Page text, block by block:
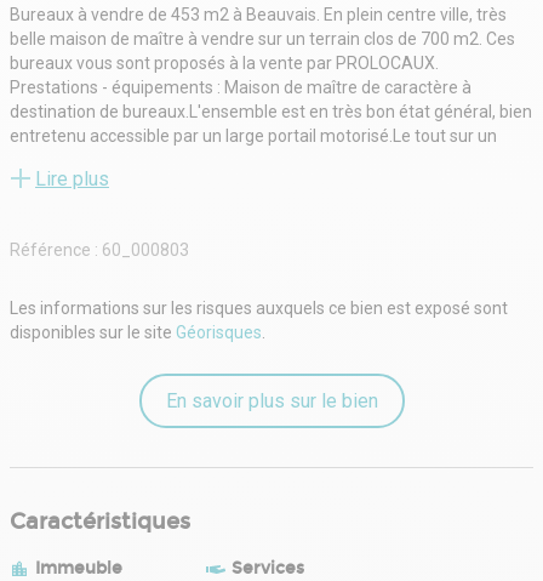
Bureaux à vendre de 453 m2 à Beauvais. En plein centre ville, très
belle maison de maître à vendre sur un terrain clos de 700 m2. Ces
bureaux vous sont proposés à la vente par PROLOCAUX.
Prestations - équipements : Maison de maître de caractère à
destination de bureaux.L'ensemble est en très bon état général, bien
entretenu accessible par un large portail motorisé.Le tout sur un
Belles hauteurs sous plafond de 2,35 m à 2,98 m.Fenêtres en double
453 m2Superficie en RDC, R+1 et R+2 d'environ 327 m2Parking et
Lire plus
Référence : 60_000803
Les informations sur les risques auxquels ce bien est exposé sont
disponibles sur le site Géorisques.
En savoir plus sur le bien
Caractéristiques
Immeuble Services